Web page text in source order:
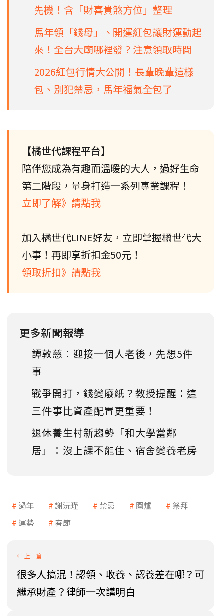
先機！含「財喜貴煞方位」整理
馬年領「錢母」、開運紅包讓財運動起
來！全台大廟哪裡發？注意領取時間
2026紅包行情大公開！長輩晚輩這樣
包、別犯禁忌，馬年福氣全包了
【橘世代課程平台】
陪伴您成為有趣而溫暖的大人，過好生命
第二階段，量身打造一系列專業課程！
立即了解》請點我
加入橘世代LINE好友，立即掌握橘世代大
小事！再即享折扣金50元！
領取折扣》請點我
更多新聞報導
譚敦慈：迎接一個人老後，先想5件
事
戰爭開打，錢變廢紙？教授提醒：這
三件事比資產配置更重要！
退休養生村新趨勢「和大學當鄰
居」：沒上課不能住、宿舍變養老房
過年 謝沅瑾 禁忌 圍爐
祭拜
運勢
春節
很多人搞混！認領、收養、認養差在哪？可
繼承財產？律師一次講明白